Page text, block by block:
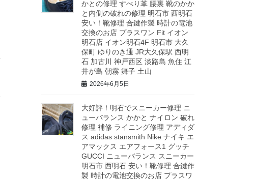
かとの修理 すべり革 腰裏 靴のかか
と内側の破れの修理 明石市 西明石
安い！靴修理 合鍵作製 時計の電池
交換のお店 プラスワン Fit イオン
明石店 イオン明石4F 明石市 大久
保町 ゆりのき通 JR大久保駅 西明
石 加古川 神戸西区 淡路島 魚住 江
井が島 朝霧 舞子 土山
2026年6月5日
大好評！明石でスニーカー修理 ニ
ューバランス かかと ナイロン 破れ
修理 補修 ライニング修理 アディダ
ス adidas stansmith Nike ナイキ エ
アマックス エアフォース1 グッチ
GUCCI ニューバランス スニーカー
明石市 西明石 安い！靴修理 合鍵作
製 時計の電池交換のお店 プラスワ